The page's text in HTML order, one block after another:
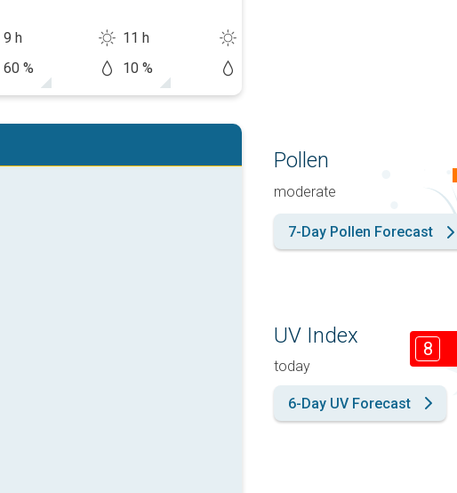
9 h
60 %
11 h
10 %
Pollen
moderate
7-Day Pollen Forecast
UV Index
today
8
6-Day UV Forecast